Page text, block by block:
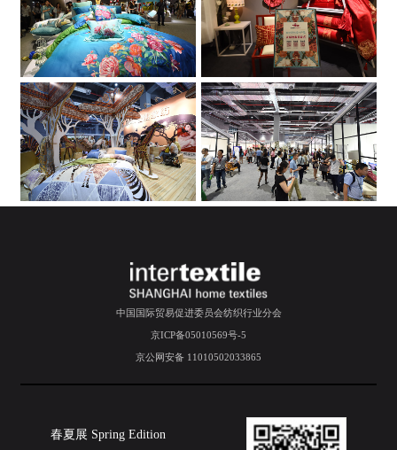
中国国际贸易促进委员会纺织行业分会
京ICP备05010569号-5
京公网安备 11010502033865
春夏展 Spring Edition